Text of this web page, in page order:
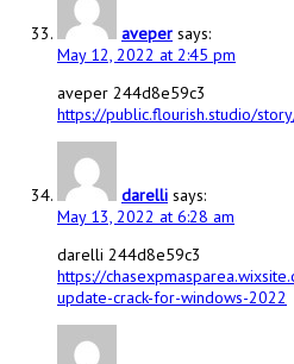
aveper says:
May 12, 2022 at 2:45 pm
aveper 244d8e59c3
https://public.flourish.studio/
darelli says:
May 13, 2022 at 6:28 am
darelli 244d8e59c3
https://
update-crack-for-windows-2022